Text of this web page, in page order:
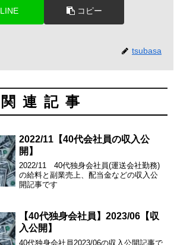
LINE コピー
tsubasa
関連記事
2022/11【40代会社員の収入公
開】
2022/11 40代独身会社員(運送会社勤務)
の給料と副業売上、配当金などの収入公
開記事です
【40代独身会社員】2023/06【収
入公開】
40代独身会社員2023/06の収入公開記事で